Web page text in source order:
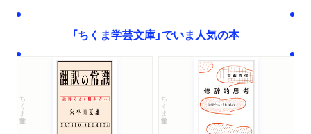
「ちくま学芸文庫」でいま人気の本
ちくま学芸文庫 ちくま学芸文庫